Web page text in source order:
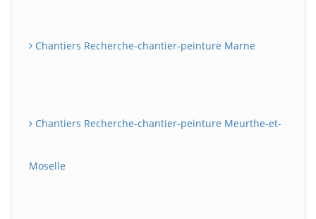
Chantiers Recherche-chantier-peinture Marne
Chantiers Recherche-chantier-peinture Meurthe-et-
Moselle